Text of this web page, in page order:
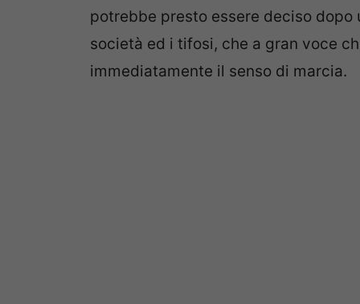
potrebbe presto essere deciso
società ed i tifosi, che a gran voce
immediatamente il senso di marcia.